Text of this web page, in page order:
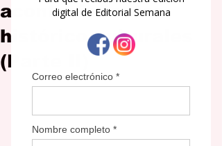
acontecimientos
histórico-culturales
(Parte II)